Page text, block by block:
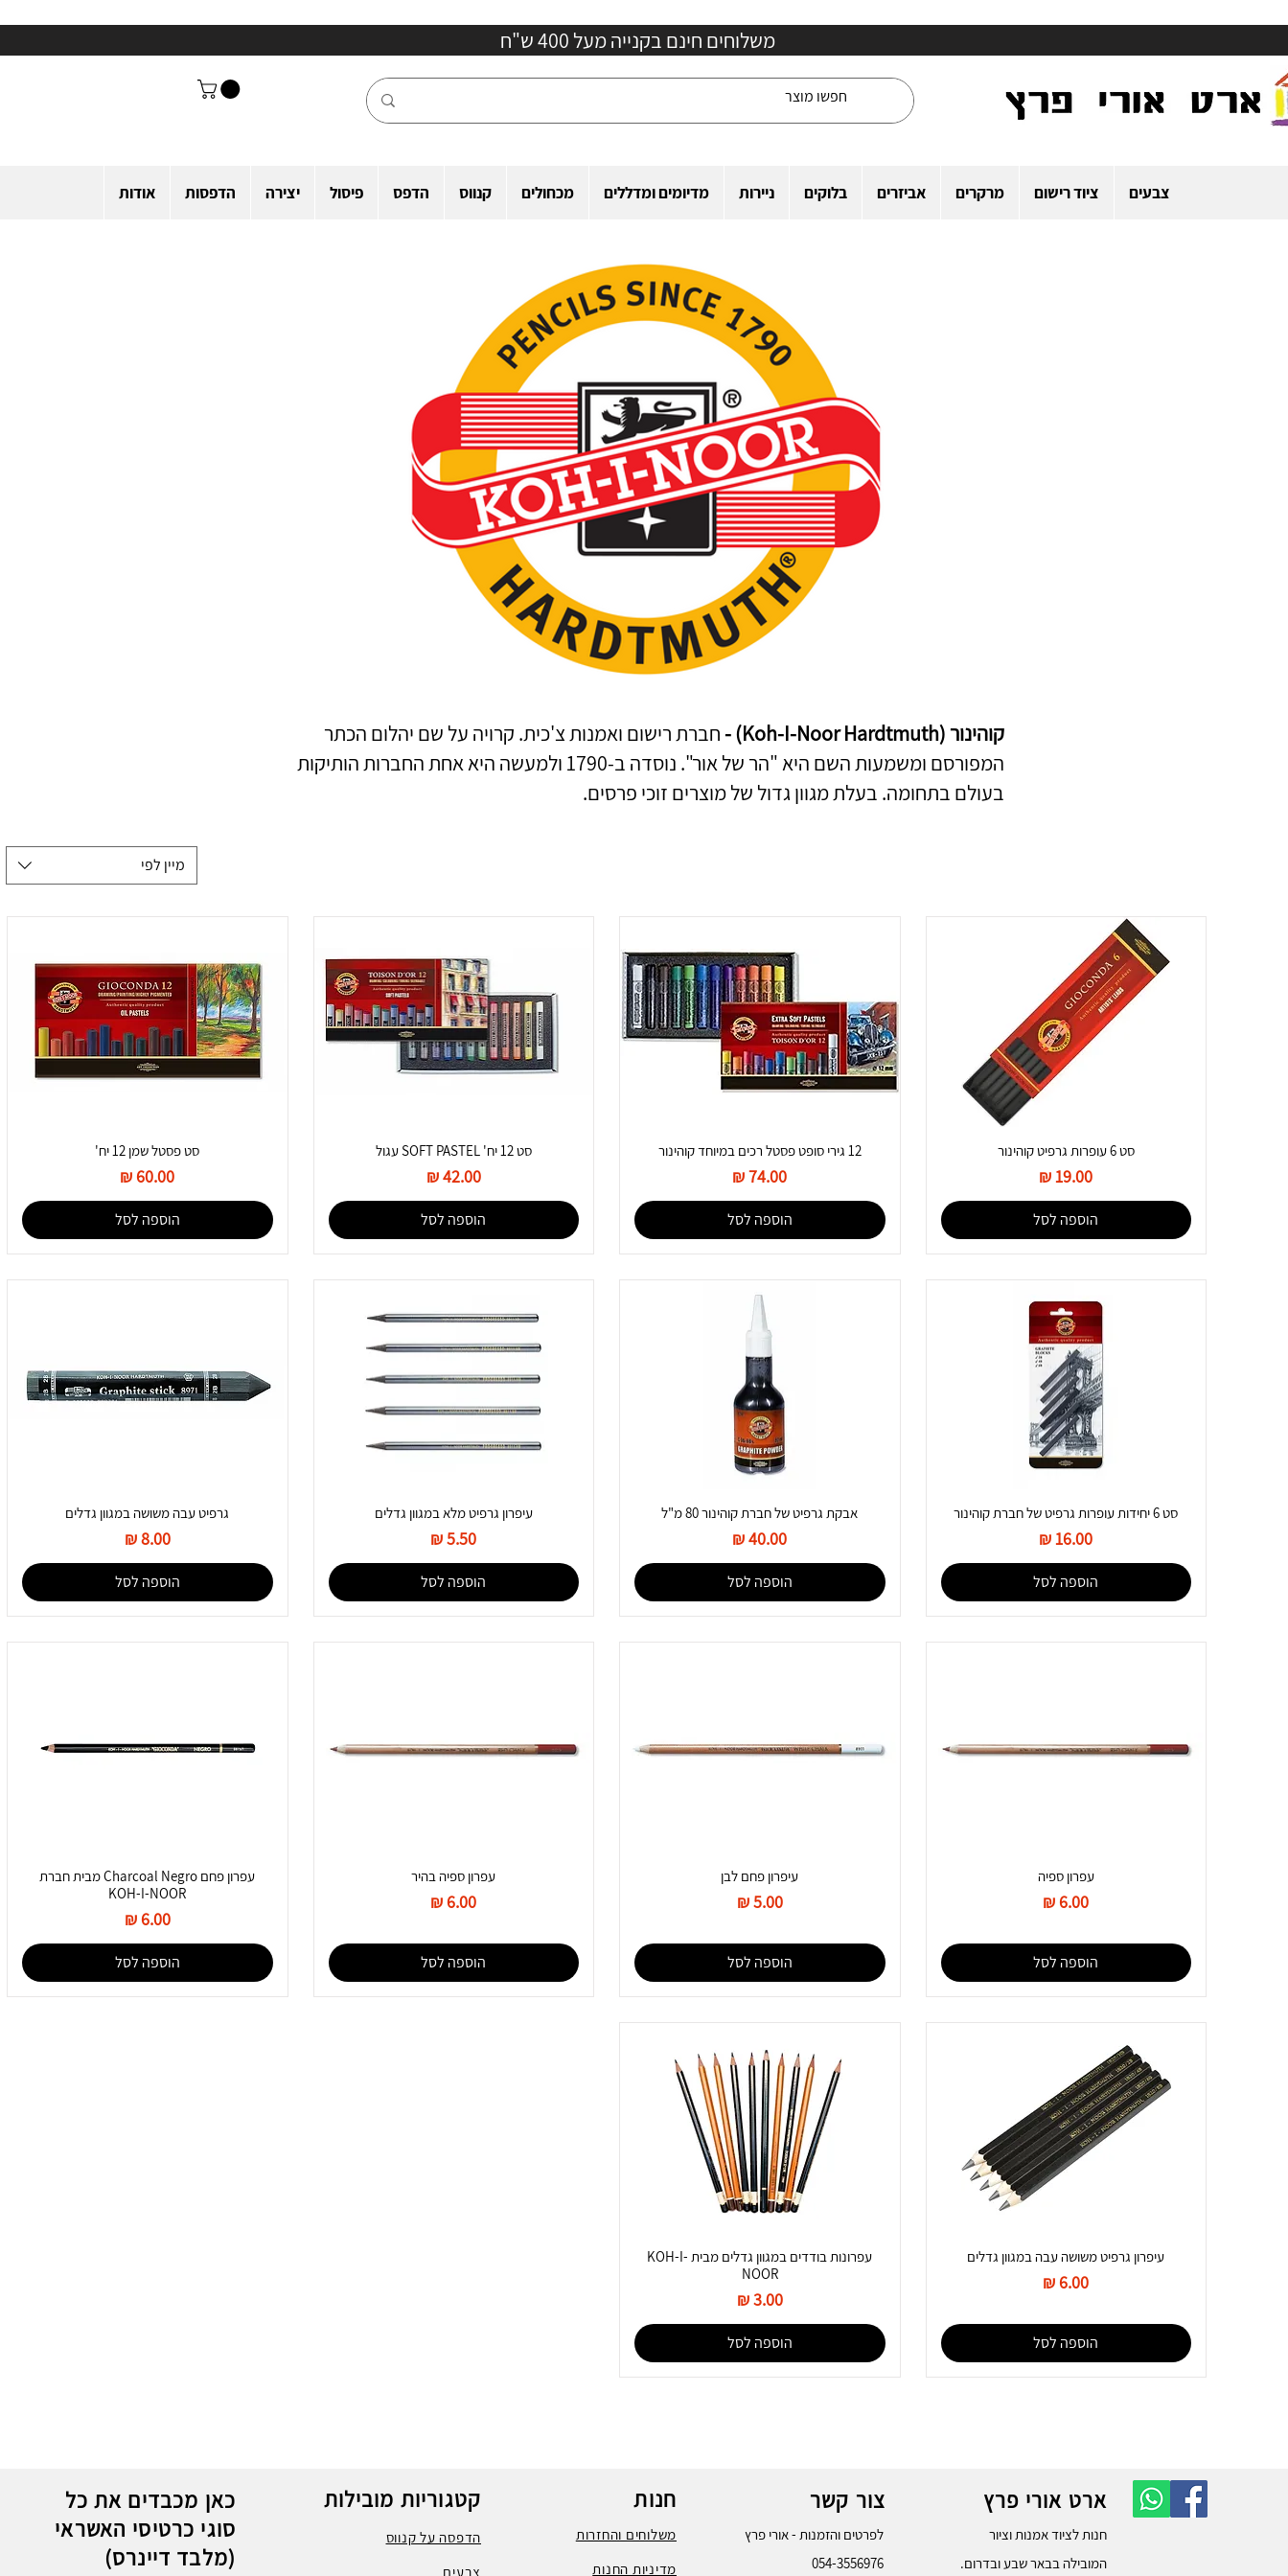
משלוחים חינם בקנייה מעל 400 ש"ח
צבעים ציוד רישום מרקרים אביזרים בלוקים ניירות מדיומים ומדללים מכחולים קנווס הדפס פיסול יצירה הדפסות אודות
קוהינור (Koh-I-Noor Hardtmuth) -
חברת רישום ואמנות צ'כית. קרויה על שם יהלום הכתר
המפורסם ומשמעות השם היא "הר של אור". נוסדה ב-1790 ולמעשה היא אחת החברות הותיקות
בעולם בתחומה. בעלת מגוון גדול של מוצרים זוכי פרסים.
מיין לפי
סט 6 עופרות גרפיט קוהינור
מחיר
הוספה לסל
12 גירי סופט פסטל רכים במיוחד קוהינור
מחיר
הוספה לסל
סט 12 יח' SOFT PASTEL עגול
מחיר‏42.00 ‏₪
הוספה לסל
סט פסטל שמן 12 יח'
מחיר
הוספה לסל
סט 6 יחידות עופרות גרפיט של חברת קוהינור
מחיר
הוספה לסל
אבקת גרפיט של חברת קוהינור 80 מ"ל
מחיר
הוספה לסל
עיפרון גרפיט מלא במגוון גדלים
מחיר
הוספה לסל
גרפיט עבה משושה במגוון גדלים
מחיר‏8.00 ‏₪
הוספה לסל
עפרון ספיה
מחיר
הוספה לסל
עיפרון פחם לבן
מחיר‏5.00 ‏₪
הוספה לסל
עפרון ספיה בהיר
מחיר
הוספה לסל
עפרון פחם Charcoal Negro מבית חברת
KOH-I-NOOR
מחיר‏6.00 ‏₪
הוספה לסל
עיפרון גרפיט משושה עבה במגוון גדלים
מחיר
הוספה לסל
עפרונות בודדים במגוון גדלים מבית KOH-I-
NOOR
מחיר‏3.00 ‏₪
הוספה לסל
כאן מכבדים את כל
סוגי כרטיסי האשראי
(מלבד דיינרס)
קטגוריות מובילות
הדפסה על קנווס
צבעים
חנות
משלוחים והחזרות
מדיניות החנות
צור קשר
לפרטים והזמנות - אורי פרץ
054-3556976
ארט אורי פרץ
חנות לציוד אמנות וציור
המובילה בבאר שבע ובדרום.